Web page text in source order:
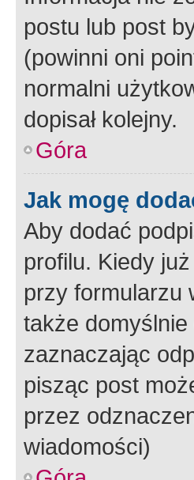
postu lub post
(powinni oni
normalni
dopisał kolejny.
Góra
Jak mogę
Aby dodać
profilu. Kiedy
przy formularzu
także
zaznaczając
pisząc post
przez
wiadomości)